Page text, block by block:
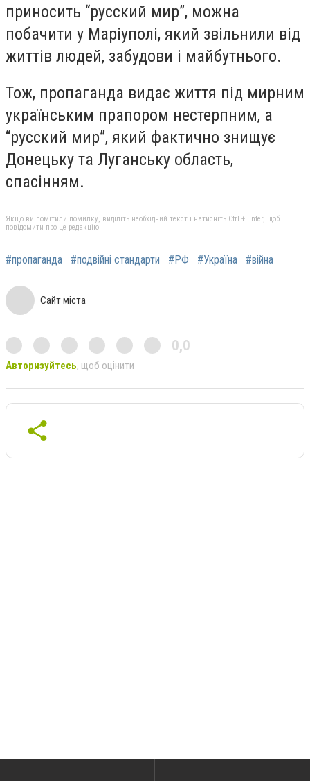
приносить “русский мир”, можна
побачити у Маріуполі, який звільнили від
життів людей, забудови і майбутнього.
Тож, пропаганда видає життя під мирним
українським прапором нестерпним, а
“русский мир”, який фактично знищує
Донецьку та Луганську область,
спасінням.
Якщо ви помітили помилку, виділіть необхідний текст і натисніть Ctrl + Enter, щоб
повідомити про це редакцію
#пропаганда #подвійні стандарти #РФ #Україна #війна
Сайт міста
0,0
Авторизуйтесь, щоб оцінити